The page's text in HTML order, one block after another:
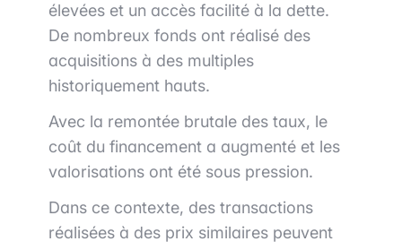
élevées et un accès facilité à la dette.
De nombreux fonds ont réalisé des
acquisitions à des multiples
historiquement hauts.
Avec la remontée brutale des taux, le
coût du financement a augmenté et les
valorisations ont été sous pression.
Dans ce contexte, des transactions
réalisées à des prix similaires peuvent